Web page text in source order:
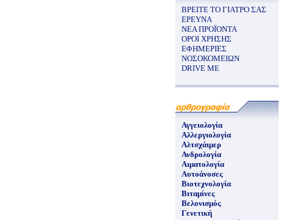
ΒΡΕΙΤΕ ΤΟ ΓΙΑΤΡΟ ΣΑΣ
ΕΡΕΥΝΑ
ΝΕΑ ΠΡΟΪΟΝΤΑ
ΟΡΟΙ ΧΡΗΣΗΣ
ΕΦΗΜΕΡΙΕΣ
ΝΟΣΟΚΟΜΕΙΩΝ
DRIVE ME
Αγγειολογία
Αλλεργιολογία
Αλτσχάιμερ
Ανδρολογία
Αιματολογία
Αυτοάνοσες
Βιοτεχνολογία
Βιταμίνες
Βελονισμός
Γενετική